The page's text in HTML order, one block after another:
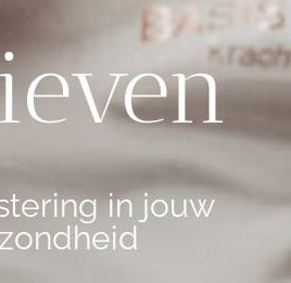
in jouw